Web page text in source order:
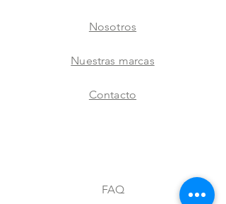
Nosotros
Nuestras marcas
Contacto
FAQ